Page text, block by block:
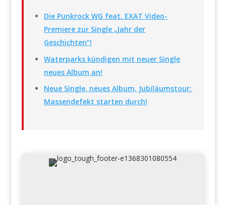
Die Punkrock WG feat. EXAT Video-
Premiere zur Single „Jahr der
Geschichten“!
Waterparks kündigen mit neuer Single
neues Album an!
Neue Single, neues Album, Jubiläumstour:
Massendefekt starten durch!